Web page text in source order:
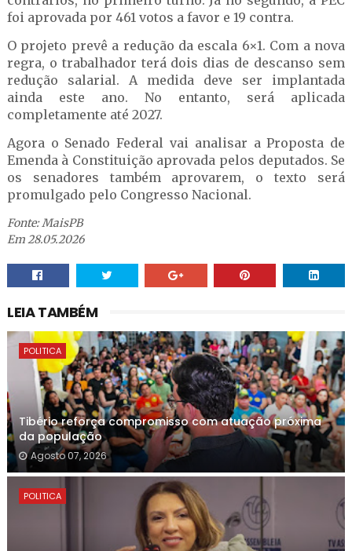
foi aprovada por 461 votos a favor e 19 contra.
O projeto prevê a redução da escala 6×1. Com a nova
regra, o trabalhador terá dois dias de descanso sem
redução salarial. A medida deve ser implantada
ainda este ano. No entanto, será aplicada
completamente até 2027.
Agora o Senado Federal vai analisar a Proposta de
Emenda à Constituição aprovada pelos deputados. Se
os senadores também aprovarem, o texto será
promulgado pelo Congresso Nacional.
Fonte: MaisPB
Em 28.05.2026
LEIA TAMBÉM
POLITICA
Tibério reforça compromisso com atuação próxima
da população
Agosto 07, 2026
POLITICA